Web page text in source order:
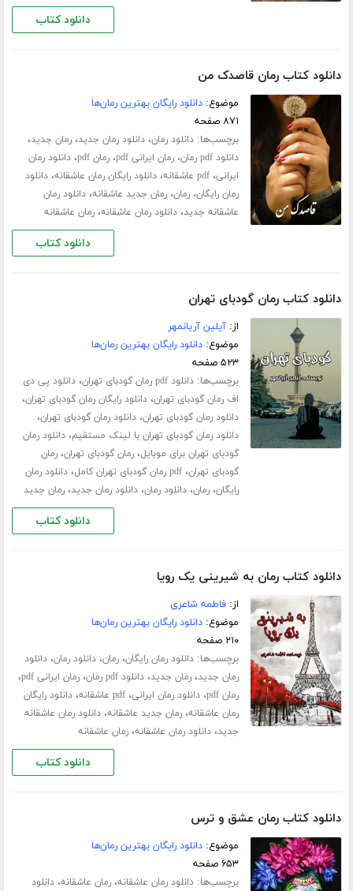
دانلود کتاب
دانلود کتاب رمان قاصدک من
موضوع:دانلود رایگان بهترین رمان‌ها
۸۷۱ صفحه
برچسب‌ها:دانلود رمان،دانلود رمان جدید،رمان جدید،
دانلود pdf رمان ،رمان ایرانی pdf ،رمان pdf ،دانلود رمان
ایرانی،pdf عاشقانه ،دانلود رایگان رمان عاشقانه،دانلود
رمان رایگان،رمان،رمان جدید عاشقانه،دانلود رمان
عاشقانه جدید،دانلود رمان عاشقانه،رمان عاشقانه
دانلود کتاب
دانلود کتاب رمان گودبای تهران
از:آیلین آریانمهر
موضوع:دانلود رایگان بهترین رمان‌ها
۵۲۳ صفحه
برچسب‌ها:دانلود pdf رمان گودبای تهران ،دانلود پی دی
اف رمان گودبای تهران،دانلود رایگان رمان گودبای تهران،
دانلود رمان گودبای تهران،دانلود رمان گودبای تهران،
دانلود رمان گودبای تهران با لینک مستقیم،دانلود رمان
گودبای تهران برای موبایل،رمان گودبای تهران،رمان
گودبای تهران،pdf رمان گودبای تهران کامل ،دانلود رمان
رایگان،رمان،دانلود رمان،دانلود رمان جدید،رمان جدید
دانلود کتاب
دانلود کتاب رمان به شیرینی یک رویا
از:فاطمه شاعری
موضوع:دانلود رایگان بهترین رمان‌ها
۲۱۰ صفحه
برچسب‌ها:دانلود رمان رایگان،رمان،دانلود رمان،دانلود
رمان جدید،رمان جدید،دانلود pdf رمان ،رمان ایرانی pdf ،
رمان pdf ،دانلود رمان ایرانی،pdf عاشقانه ،دانلود رایگان
رمان عاشقانه،رمان جدید عاشقانه،دانلود رمان عاشقانه
جدید،دانلود رمان عاشقانه،رمان عاشقانه
دانلود کتاب
دانلود کتاب رمان عشق و ترس
موضوع:دانلود رایگان بهترین رمان‌ها
۶۵۳ صفحه
برچسب‌ها:دانلود رمان عاشقانه،رمان عاشقانه،دانلود